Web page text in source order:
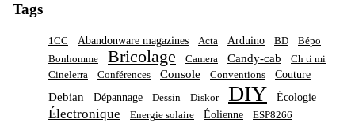
Tags
1CC Abandonware magazines Acta Arduino BD
Bépo
Bonhomme
Bricolage Camera Candy-cab
Ch ti mi
Cinelerra
Conférences Console Conventions Couture
Debian Dépannage Dessin Diskor DIY Écologie
Électronique Energie solaire Éolienne
ESP8266